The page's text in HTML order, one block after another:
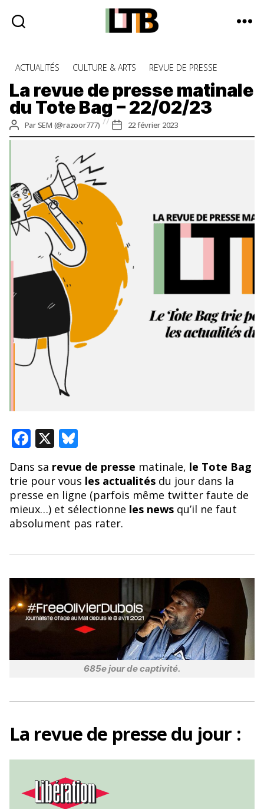
Bag
-
Média
d'information
quotidienne
Catégories
ACTUALITÉS CULTURE & ARTS REVUE DE PRESSE
La revue de presse matinale
du Tote Bag – 22/02/23
Auteur
de
ParSEM (@razoor777)
Date
de
22 février 2023
F
e
b
o
o
k
X Bl
u
e
sk
y
Dans sa revue de presse matinale, le Tote Bag
trie pour vous les actualitésdu jour dans la
presse en ligne (parfois même twitter faute de
mieux…) et sélectionne les newsqu’il ne faut
absolument pas rater.
685e jour de captivité.
La revue de pressedu jour :